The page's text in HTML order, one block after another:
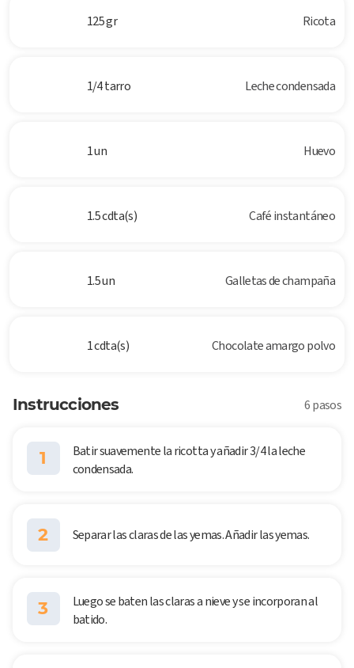
125 gr Ricota
1/4 tarro Leche condensada
1 un Huevo
1.5 cdta(s) Café instantáneo
1.5 un Galletas de champaña
1 cdta(s) Chocolate amargo polvo
Instrucciones 6 pasos
1
Batir suavemente la ricotta y añadir 3/4 la leche
condensada.
2 Separar las claras de las yemas. Añadir las yemas.
3
Luego se baten las claras a nieve y se incorporan al
batido.